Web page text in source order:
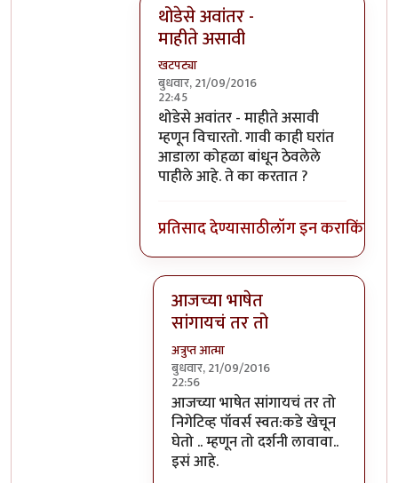
थोडेसे अवांतर -
माहीते असावी
खटपट्या
बुधवार, 21/09/2016
22:45
In reply toहे स्वमतीमंदत्व आहे असे आता
थोडेसे अवांतर - माहीते असावी
म्हणून विचारतो. गावी काही घरांत
आडाला कोहळा बांधून ठेवलेले
पाहीले आहे. ते का करतात ?
प्रतिसाद देण्यासाठीलॉग इन कराकिंवा
आजच्या भाषेत
सांगायचं तर तो
अत्रुप्त आत्मा
बुधवार, 21/09/2016
22:56
In reply toथोडेसे अवांतर - माहीते
आजच्या भाषेत सांगायचं तर तो
निगेटिव्ह पॉवर्स स्वत:कडे खेचून
घेतो .. म्हणून तो दर्शनी लावावा..
इसं आहे.